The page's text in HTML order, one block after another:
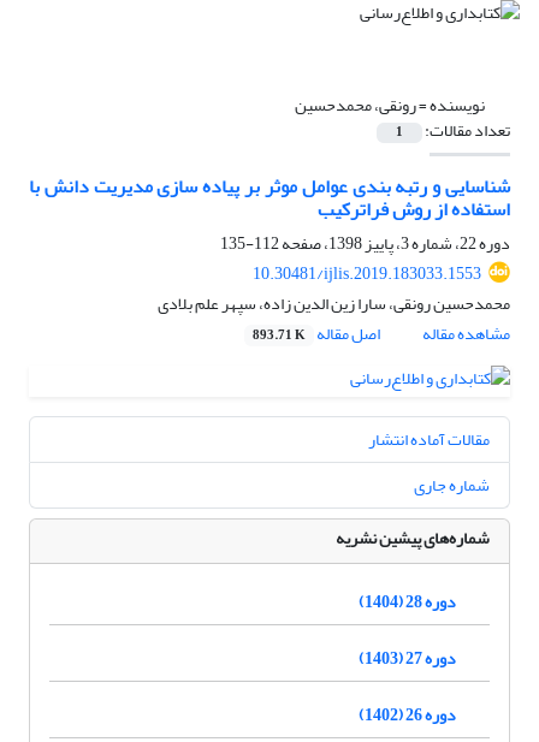
نویسنده =رونقی، محمدحسین
تعداد مقالات: 1
شناسایی و رتبه بندی عوامل موثر بر پیاده سازی مدیریت دانش با
استفاده از روش فراترکیب
دوره 22، شماره 3، پاییز 1398، صفحه
112-135
10.30481/ijlis.2019.183033.1553
محمدحسین رونقی، سارا زین الدین زاده، سپهر علم بلادی
مشاهده مقاله
اصل مقاله 893.71 K
مقالات آماده انتشار
شماره جاری
شماره‌های پیشین نشریه
دوره 28 (1404)
دوره 27 (1403)
دوره 26 (1402)